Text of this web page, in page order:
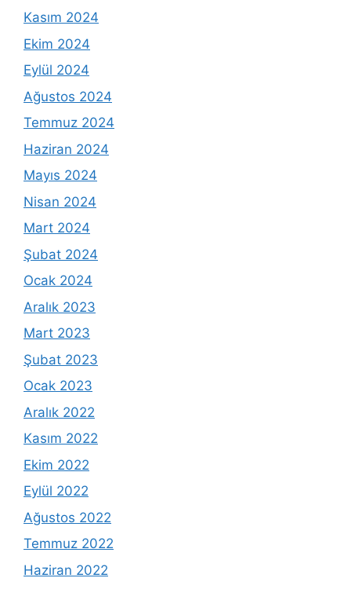
Kasım 2024
Ekim 2024
Eylül 2024
Ağustos 2024
Temmuz 2024
Haziran 2024
Mayıs 2024
Nisan 2024
Mart 2024
Şubat 2024
Ocak 2024
Aralık 2023
Mart 2023
Şubat 2023
Ocak 2023
Aralık 2022
Kasım 2022
Ekim 2022
Eylül 2022
Ağustos 2022
Temmuz 2022
Haziran 2022